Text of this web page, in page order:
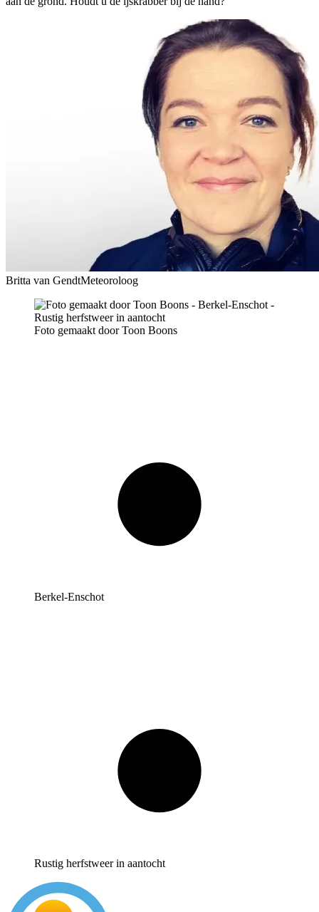
Britta van GendtMeteoroloog
Foto gemaakt door Toon Boons
Berkel-Enschot
Rustig herfstweer in aantocht